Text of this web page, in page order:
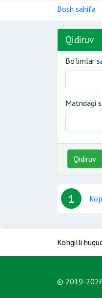
Bosh sahifa
Qidiruv
Bo'limlar
Matndagi
Qidiruv
1
Ko‘ngilli
© 2019-2026